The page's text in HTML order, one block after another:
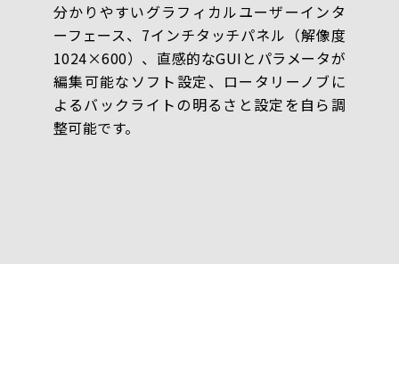
分かりやすいグラフィカルユーザーインタ
ーフェース、7インチタッチパネル（解像度
1024×600）、直感的なGUIとパラメータが
編集可能なソフト設定、ロータリーノブに
よるバックライトの明るさと設定を自ら調
整可能です。